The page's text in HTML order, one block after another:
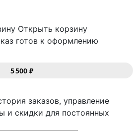
Открыть корзину
готов к оформлению
5 500 ₽
заказов, управление
и скидки для постоянных